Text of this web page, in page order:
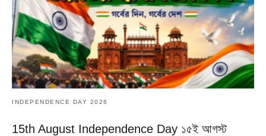
INDEPENDENCE DAY 2026
15th August Independence Day ১৫ই আগস্ট